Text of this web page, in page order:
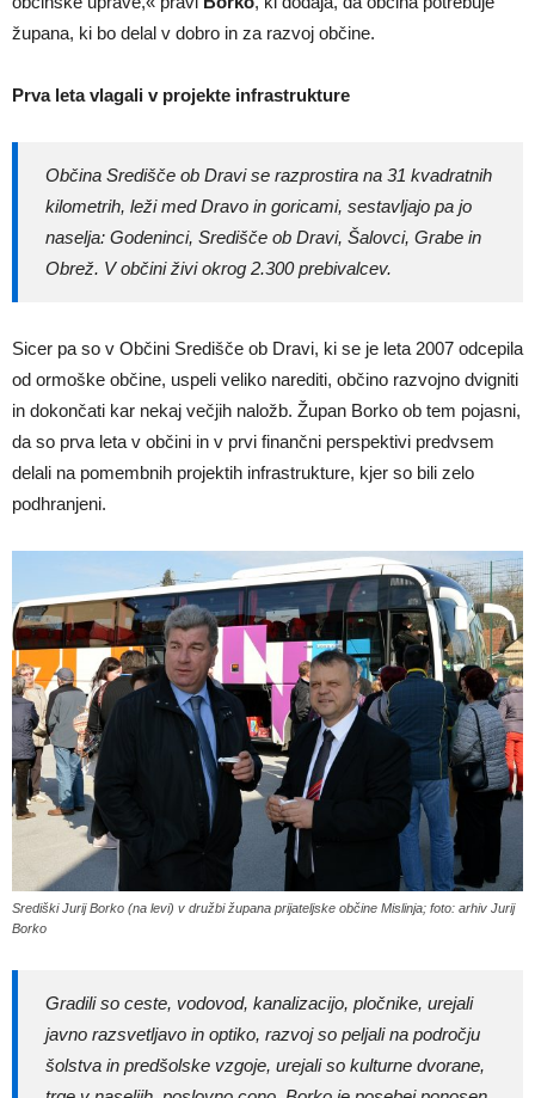
župana, ki bo delal v dobro in za razvoj občine.
Prva leta vlagali v projekte infrastrukture
Občina Središče ob Dravi se razprostira na 31 kvadratnih
kilometrih, leži med Dravo in goricami, sestavljajo pa jo
naselja: Godeninci, Središče ob Dravi, Šalovci, Grabe in
Obrež. V občini živi okrog 2.300 prebivalcev.
Sicer pa so v Občini Središče ob Dravi, ki se je leta 2007 odcepila
od ormoške občine, uspeli veliko narediti, občino razvojno dvigniti
in dokončati kar nekaj večjih naložb. Župan Borko ob tem pojasni,
da so prva leta v občini in v prvi finančni perspektivi predvsem
delali na pomembnih projektih infrastrukture, kjer so bili zelo
podhranjeni.
Središki Jurij Borko (na levi) v družbi župana prijateljske občine Mislinja; foto: arhiv Jurij
Borko
Gradili so ceste, vodovod, kanalizacijo, pločnike, urejali
javno razsvetljavo in optiko, razvoj so peljali na področju
šolstva in predšolske vzgoje, urejali so kulturne dvorane,